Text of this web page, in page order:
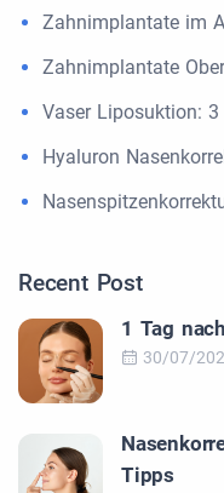
Zahnimplantate im
Zahnimplantate
Vaser Liposuktion:
Hyaluron
Recent Post
1 Tag
30/07/
Tipps